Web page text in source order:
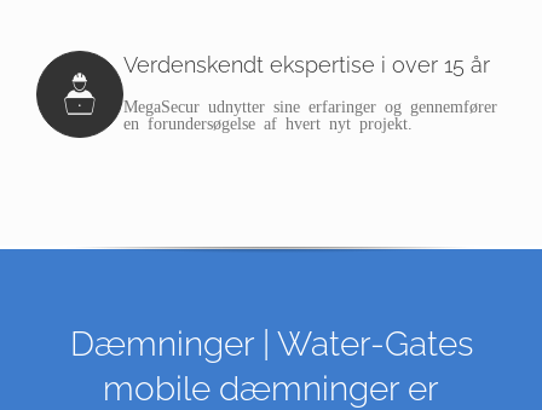
Verdenskendt ekspertise i over 15 år
MegaSecur udnytter sine erfaringer og gennemfører
en forundersøgelse af hvert nyt projekt.
Dæmninger | Water-Gates
mobile dæmninger er